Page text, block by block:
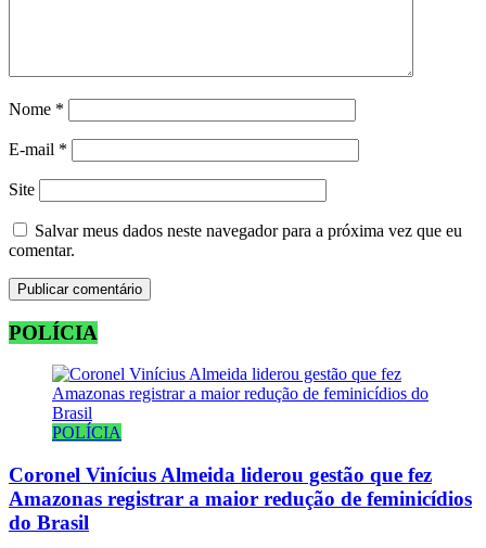
Nome *
E-mail *
Site
Salvar meus dados neste navegador para a próxima vez que eu
comentar.
POLÍCIA
POLÍCIA
Coronel Vinícius Almeida liderou gestão que fez
Amazonas registrar a maior redução de feminicídios
do Brasil